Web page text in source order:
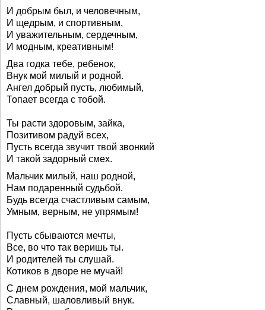
И добрым был, и человечным,
И щедрым, и спортивным,
И уважительным, сердечным,
И модным, креативным!
Два годка тебе, ребенок,
Внук мой милый и родной.
Ангел добрый пусть, любимый,
Топает всегда с тобой.
Ты расти здоровым, зайка,
Позитивом радуй всех,
Пусть всегда звучит твой звонкий
И такой задорный смех.
Мальчик милый, наш родной,
Нам подаренный судьбой.
Будь всегда счастливым самым,
Умным, верным, не упрямым!
Пусть сбываются мечты,
Все, во что так веришь ты.
И родителей ты слушай.
Котиков в дворе не мучай!
С днем рождения, мой мальчик,
Славный, шаловливый внук.